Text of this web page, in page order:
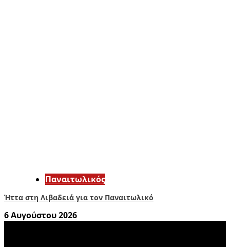
Παναιτωλικός
Ήττα στη Λιβαδειά για τον Παναιτωλικό
6 Αυγούστου 2026